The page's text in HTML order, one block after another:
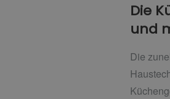
Die
und
Die